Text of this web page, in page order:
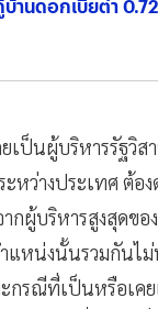
ยต่ำ 0.72% - เงินฝากดอก
เป็นผู้บริหารรัฐวิส
ะหว่างประเทศ ต้อ
กผู้บริหารสูงสุดขอ
ำแหน่งนั้นรวมกันไ
กรณีที่เป็นหรือเค